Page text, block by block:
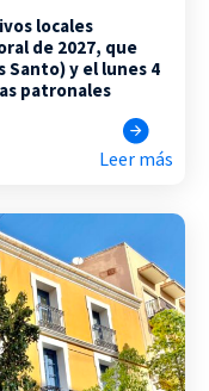
locales
de 2027, que
Santo) y el lunes 4
patronales
Leer más